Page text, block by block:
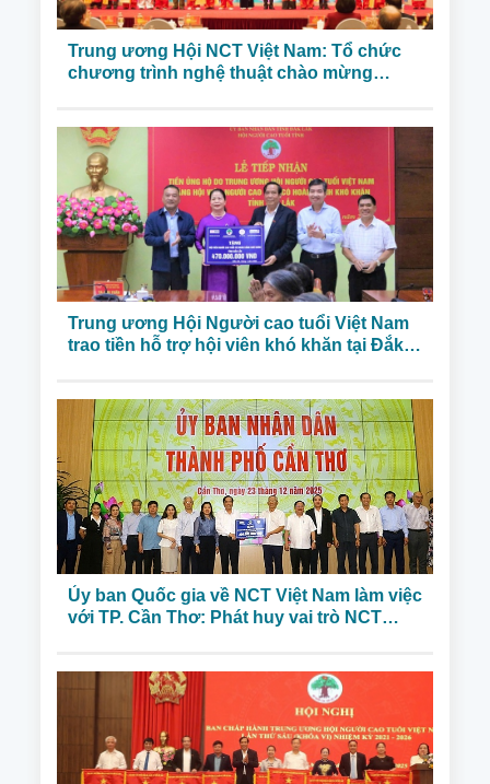
Trung ương Hội NCT Việt Nam: Tổ chức
chương trình nghệ thuật chào mừng
thi đua yêu nước
Trung ương Hội Người cao tuổi Việt Nam
trao tiền hỗ trợ hội viên khó khăn tại Đắk
Ủy ban Quốc gia về NCT Việt Nam làm việc
với TP. Cần Thơ: Phát huy vai trò NCT